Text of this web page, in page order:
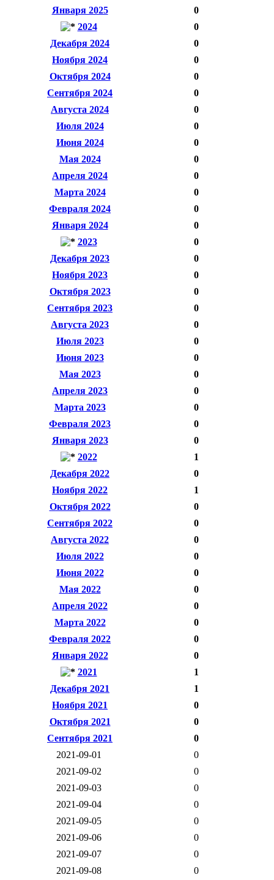
Января 2025
0
2024
0
Декабря 2024
0
Ноября 2024
0
Октября 2024
0
Сентября 2024
0
Августа 2024
0
Июля 2024
0
Июня 2024
0
Мая 2024
0
Апреля 2024
0
Марта 2024
0
Февраля 2024
0
Января 2024
0
2023
0
Декабря 2023
0
Ноября 2023
0
Октября 2023
0
Сентября 2023
0
Августа 2023
0
Июля 2023
0
Июня 2023
0
Мая 2023
0
Апреля 2023
0
Марта 2023
0
Февраля 2023
0
Января 2023
0
2022
1
Декабря 2022
0
Ноября 2022
1
Октября 2022
0
Сентября 2022
0
Августа 2022
0
Июля 2022
0
Июня 2022
0
Мая 2022
0
Апреля 2022
0
Марта 2022
0
Февраля 2022
0
Января 2022
0
2021
1
Декабря 2021
1
Ноября 2021
0
Октября 2021
0
Сентября 2021
0
2021-09-01
0
2021-09-02
0
2021-09-03
0
2021-09-04
0
2021-09-05
0
2021-09-06
0
2021-09-07
0
2021-09-08
0